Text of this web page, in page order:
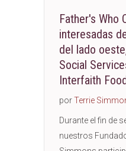
Father's Who
interesadas
del lado
Social
Interfaith
porTerrie
Durante el fin de
nuestros